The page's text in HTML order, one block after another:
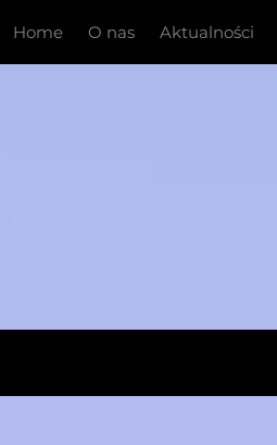
Home O nas Aktualności